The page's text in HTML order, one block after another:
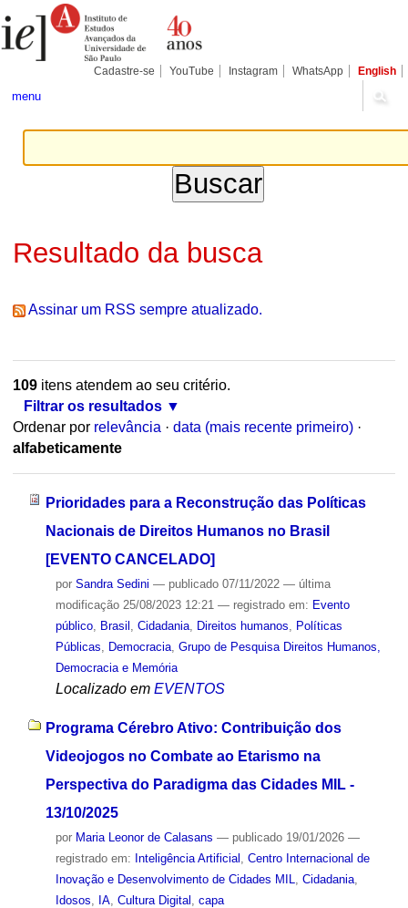
para
conteúdo.
Pessoais
Cadastre-se YouTube Instagram WhatsApp English
menu
Resultado da busca
Assinar um RSS sempre atualizado.
109itens atendem ao seu critério.
Filtrar os resultados
Ordenar por relevância · data (mais recente primeiro) ·
alfabeticamente
Prioridades para a Reconstrução das Políticas
Nacionais de Direitos Humanos no Brasil
[EVENTO CANCELADO]
por Sandra Sedini — publicado07/11/2022 — última
modificação25/08/2023 12:21 — registrado em: Evento
público, Brasil Cidadania, Direitos humanos
Políticas
Públicas
Democracia, Grupo de Pesquisa Direitos Humanos,
Democracia e Memória
Localizado em EVENTOS
Programa Cérebro Ativo: Contribuição dos
Videojogos no Combate ao Etarismo na
Perspectiva do Paradigma das Cidades MIL -
13/10/2025
por Maria Leonor de Calasans — publicado19/01/2026 —
registrado em: Inteligência Artificial Centro Internacional de
Inovação e Desenvolvimento de Cidades MIL
Cidadania,
Idosos
IA, Cultura Digital capa